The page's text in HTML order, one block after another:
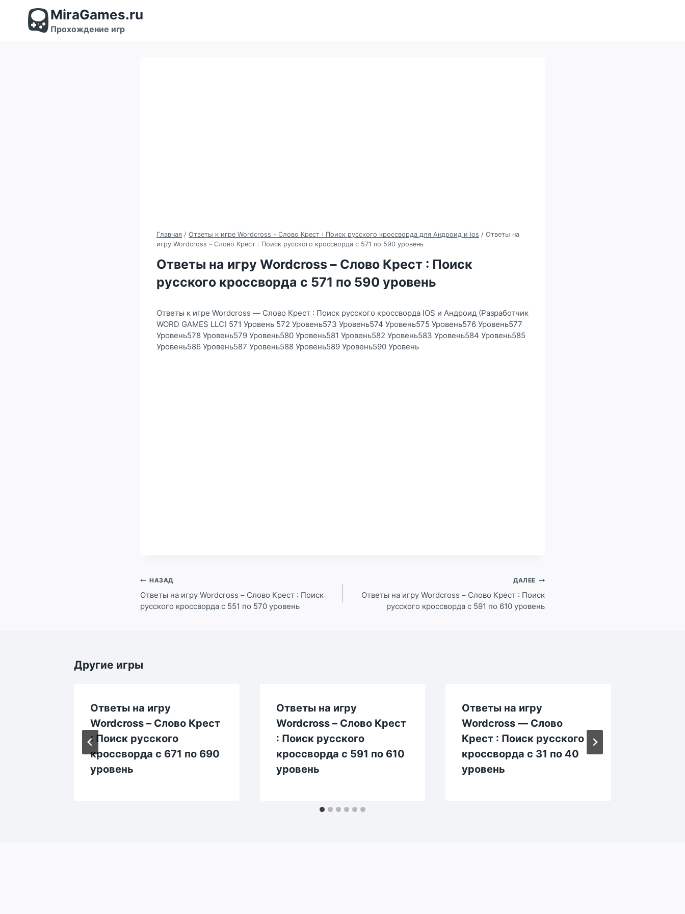
содержимому
MiraGames.ru
Прохождение игр
Главная / Ответы к игре Wordcross - Слово Крест : Поиск русского кроссворда для Андроид и ios / Ответы на
игру Wordcross – Слово Крест : Поиск русского кроссворда с 571 по 590 уровень
Ответы на игру Wordcross – Слово Крест : Поиск
русского кроссворда с 571 по 590 уровень
Ответы к игре Wordcross — Слово Крест : Поиск русского кроссворда IOS и Андроид (Разработчик
WORD GAMES LLC) 571 Уровень 572 Уровень573 Уровень574 Уровень575 Уровень576 Уровень577
Уровень578 Уровень579 Уровень580 Уровень581 Уровень582 Уровень583 Уровень584 Уровень585
Уровень586 Уровень587 Уровень588 Уровень589 Уровень590 Уровень
Навигация
по
записям
НАЗАД
Ответы на игру Wordcross – Слово Крест : Поиск
русского кроссворда с 551 по 570 уровень
ДАЛЕЕ
Ответы на игру Wordcross – Слово Крест : Поиск
русского кроссворда с 591 по 610 уровень
Другие игры
Ответы на игру
Wordcross – Слово Крест
: Поиск русского
кроссворда с 671 по 690
уровень
Ответы на игру
Wordcross – Слово Крест
: Поиск русского
кроссворда с 591 по 610
уровень
Ответы на игру
Wordcross — Слово
Крест : Поиск русского
кроссворда с 31 по 40
уровень